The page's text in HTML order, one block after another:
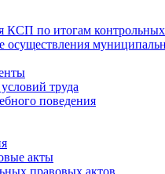
КСП по итогам
осуществления
труда
поведения
акты
правовых актов